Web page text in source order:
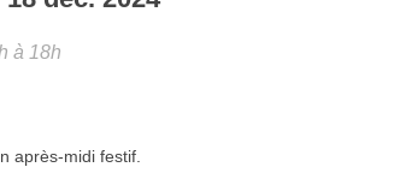
à 18h
après-midi festif.